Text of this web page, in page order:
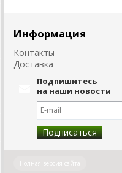
Информация
Контакты
Доставка
Подпишитесь
на наши новости
Полная версия сайта